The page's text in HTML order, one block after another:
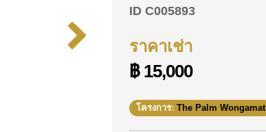
ID C005893
ราคาเช่า
฿ 15,000
โครงการ: The Palm Wongamat